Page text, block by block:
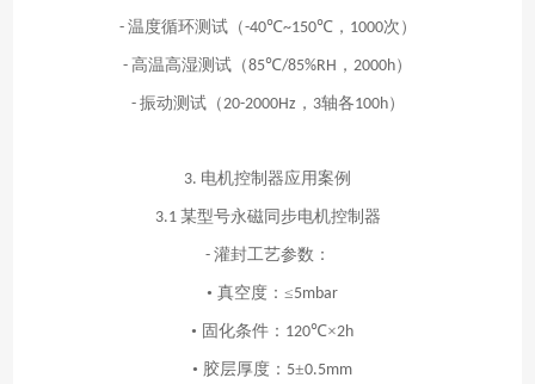
- 温度循环测试（-40℃~150℃， 1000次）
- 高温高湿测试（85℃/85%RH ， 2000h）
- 振动测试（20-2000Hz ， 3轴各100h）
3. 电机控制器应用案例
3.1 某型号永磁同步电机控制器
- 灌封工艺参数：
• 真空度：≤5mbar
• 固化条件： 120℃×2h
• 胶层厚度： 5±0.5mm